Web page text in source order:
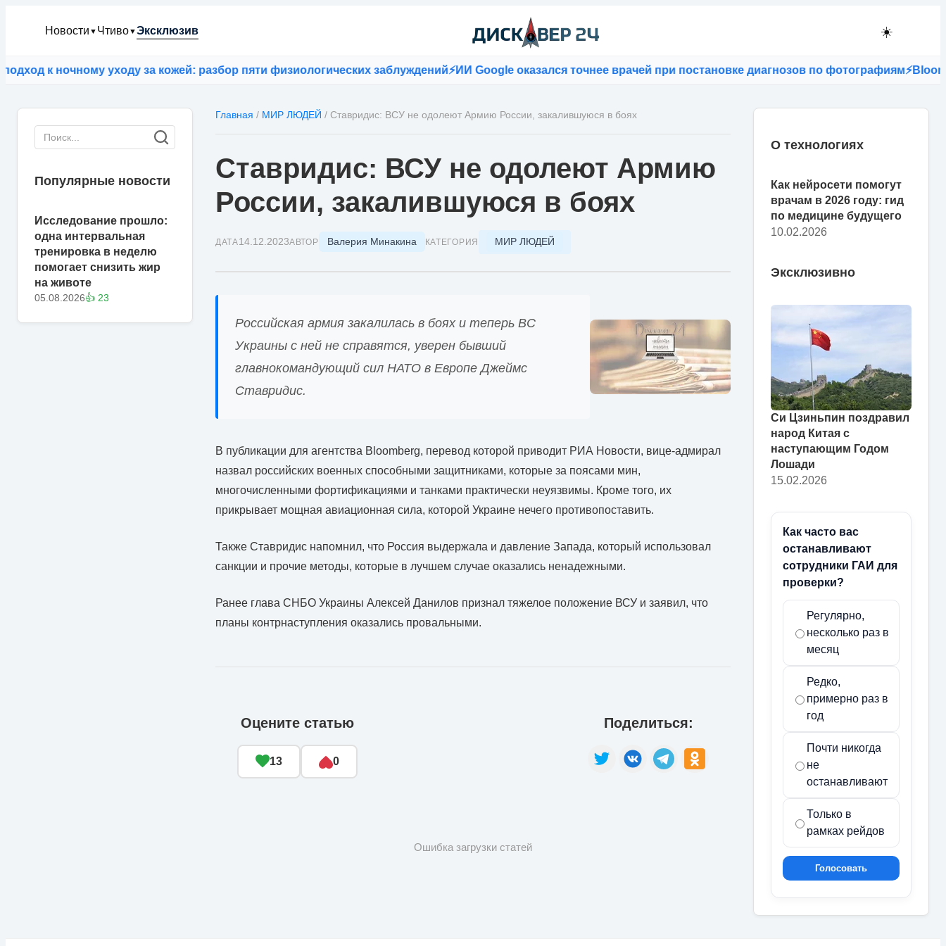
Новости ▼ Чтиво▼Эксклюзив ☀️
к ночному уходу за кожей: разбор пяти физиологических заблуждений⚡ИИ Google оказался точнее врачей при постановке диагнозов по фотографиям⚡
Популярные новости
Исследование прошло:
одна интервальная
тренировка в неделю
помогает снизить жир
на животе
05.08.2026👍 23
Главная / МИР ЛЮДЕЙ / Ставридис: ВСУ не одолеют Армию России, закалившуюся в боях
Ставридис: ВСУ не одолеют Армию
России, закалившуюся в боях
ДАТА14.12.2023АВТОР Валерия Минакина КАТЕГОРИЯ МИР ЛЮДЕЙ
Российская армия закалилась в боях и теперь ВС
Украины с ней не справятся, уверен бывший
главнокомандующий сил НАТО в Европе Джеймс
Ставридис.
В публикации для агентства Bloomberg, перевод которой приводит РИА Новости, вице-адмирал
назвал российских военных способными защитниками, которые за поясами мин,
многочисленными фортификациями и танками практически неуязвимы. Кроме того, их
прикрывает мощная авиационная сила, которой Украине нечего противопоставить.
Также Ставридис напомнил, что Россия выдержала и давление Запада, который использовал
санкции и прочие методы, которые в лучшем случае оказались ненадежными.
Ранее глава СНБО Украины Алексей Данилов признал тяжелое положение ВСУ и заявил, что
планы контрнаступления оказались провальными.
Оцените статью
13 0
Поделиться:
Ошибка загрузки статей
О технологиях
Как нейросети помогут
врачам в 2026 году: гид
по медицине будущего
10.02.2026
Эксклюзивно
Си Цзиньпин поздравил
народ Китая с
наступающим Годом
Лошади
15.02.2026
Как часто вас
останавливают
сотрудники ГАИ для
проверки?
Регулярно,
несколько раз в
месяц
Редко,
примерно раз в
год
Почти никогда
не
останавливают
Только в
рамках рейдов
Голосовать